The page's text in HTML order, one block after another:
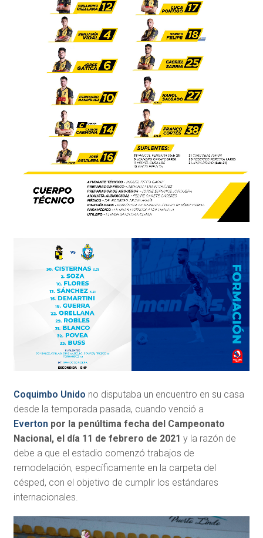
Coquimbo Unido no disputaba un encuentro en su casa
desde la temporada pasada, cuando venció a
Everton por la penúltima fecha del Campeonato
Nacional, el día 11 de febrero de 2021 y la razón de
debe a que el estadio comenzó trabajos de
remodelación, específicamente en la carpeta del
césped, con el objetivo de cumplir los estándares
internacionales.